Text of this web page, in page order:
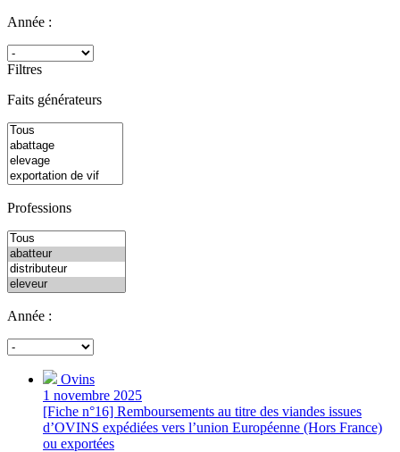
Année :
Filtres
Faits générateurs
Professions
Année :
Ovins
1 novembre 2025
[Fiche n°16] Remboursements au titre des viandes issues
d’OVINS expédiées vers l’union Européenne (Hors France)
ou exportées